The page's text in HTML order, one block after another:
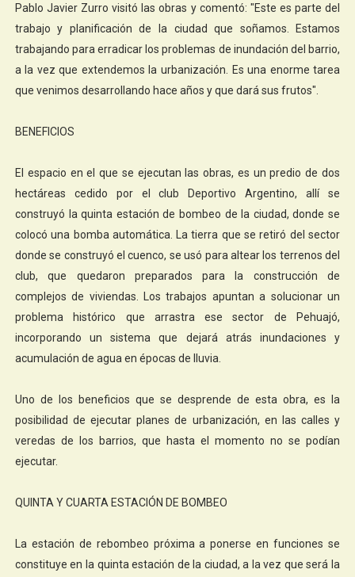
Pablo Javier Zurro visitó las obras y comentó: "Este es parte del
trabajo y planificación de la ciudad que soñamos. Estamos
trabajando para erradicar los problemas de inundación del barrio,
a la vez que extendemos la urbanización. Es una enorme tarea
que venimos desarrollando hace años y que dará sus frutos".
BENEFICIOS
El espacio en el que se ejecutan las obras, es un predio de dos
hectáreas cedido por el club Deportivo Argentino, allí se
construyó la quinta estación de bombeo de la ciudad, donde se
colocó una bomba automática. La tierra que se retiró del sector
donde se construyó el cuenco, se usó para altear los terrenos del
club, que quedaron preparados para la construcción de
complejos de viviendas. Los trabajos apuntan a solucionar un
problema histórico que arrastra ese sector de Pehuajó,
incorporando un sistema que dejará atrás inundaciones y
acumulación de agua en épocas de lluvia.
Uno de los beneficios que se desprende de esta obra, es la
posibilidad de ejecutar planes de urbanización, en las calles y
veredas de los barrios, que hasta el momento no se podían
ejecutar.
QUINTA Y CUARTA ESTACIÓN DE BOMBEO
La estación de rebombeo próxima a ponerse en funciones se
constituye en la quinta estación de la ciudad, a la vez que será la